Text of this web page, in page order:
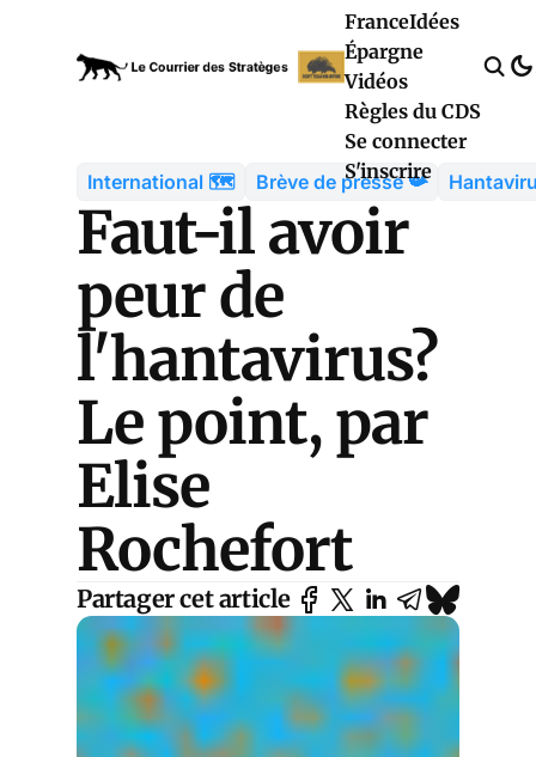
FranceIdées
Épargne
Vidéos
Règles du CDS
Se connecter
S'inscrire
International 🗺️ Brève de presse 📯
Faut-il avoir
peur de
l'hantavirus?
Le point, par
Elise
Rochefort
Partager cet article